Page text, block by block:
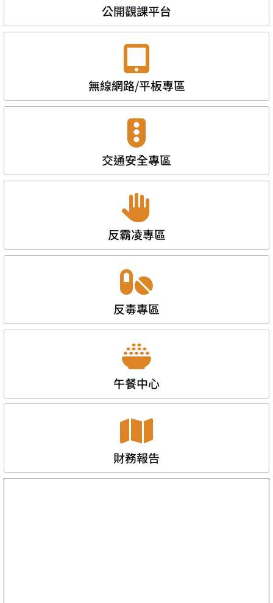
公開觀課平台
無線網路/平板專區
交通安全專區
反霸凌專區
反毒專區
午餐中心
財務報告